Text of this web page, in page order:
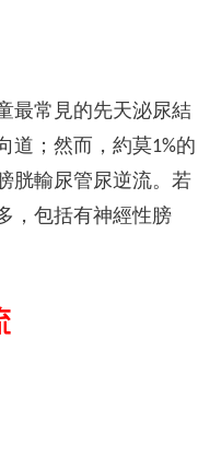
最常見的先天泌尿結
道；然而，約莫1%的
胱輸尿管尿逆流。若
，包括有神經性膀